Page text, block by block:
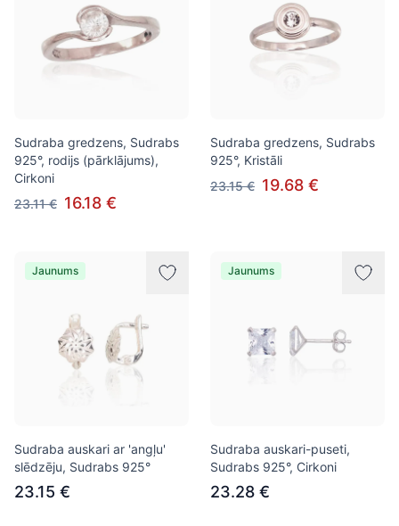
Sudraba gredzens, Sudrabs
925°, rodijs (pārklājums),
Cirkoni
23.11 € 16.18 €
Sudraba gredzens, Sudrabs
925°, Kristāli
23.15 € 19.68 €
Jaunums
Sudraba auskari ar 'angļu'
slēdzēju, Sudrabs 925°
23.15 €
Jaunums
Sudraba auskari-puseti,
Sudrabs 925°, Cirkoni
23.28 €